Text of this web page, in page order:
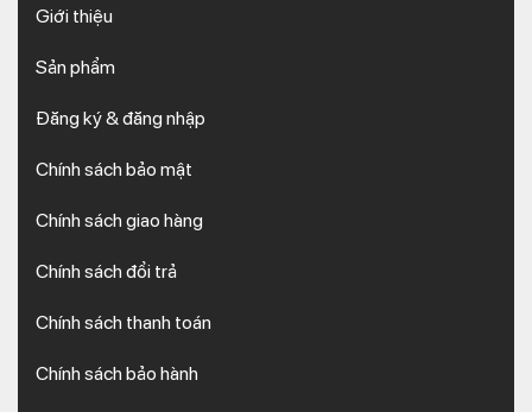
Giới thiệu
Sản phẩm
Đăng ký & đăng nhập
Chính sách bảo mật
Chính sách giao hàng
Chính sách đổi trả
Chính sách thanh toán
Chính sách bảo hành